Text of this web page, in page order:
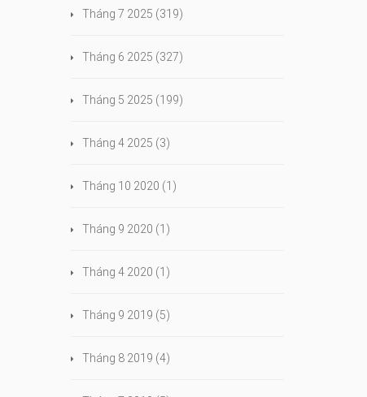
Tháng 7 2025 (319)
Tháng 6 2025 (327)
Tháng 5 2025 (199)
Tháng 4 2025 (3)
Tháng 10 2020 (1)
Tháng 9 2020 (1)
Tháng 4 2020 (1)
Tháng 9 2019 (5)
Tháng 8 2019 (4)